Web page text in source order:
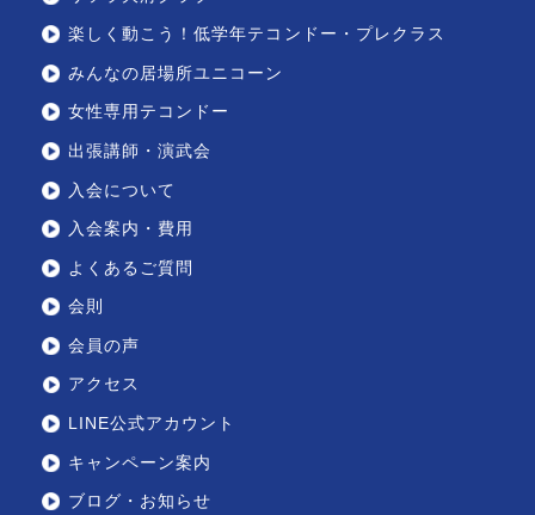
楽しく動こう！低学年テコンドー・プレクラス
みんなの居場所ユニコーン
女性専用テコンドー
出張講師・演武会
入会について
入会案内・費用
よくあるご質問
会則
会員の声
アクセス
LINE公式アカウント
キャンペーン案内
ブログ・お知らせ